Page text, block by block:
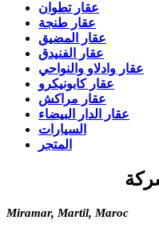
عقار تطوان
عقار طنجة
عقار المضيق
عقار الفنيدق
عقار وادلاو والنواحي
عقار كابونيكرو
عقار مراكش
عقار الدار البيضاء
السيارات
المتجر
Miramar, Martil, Maroc